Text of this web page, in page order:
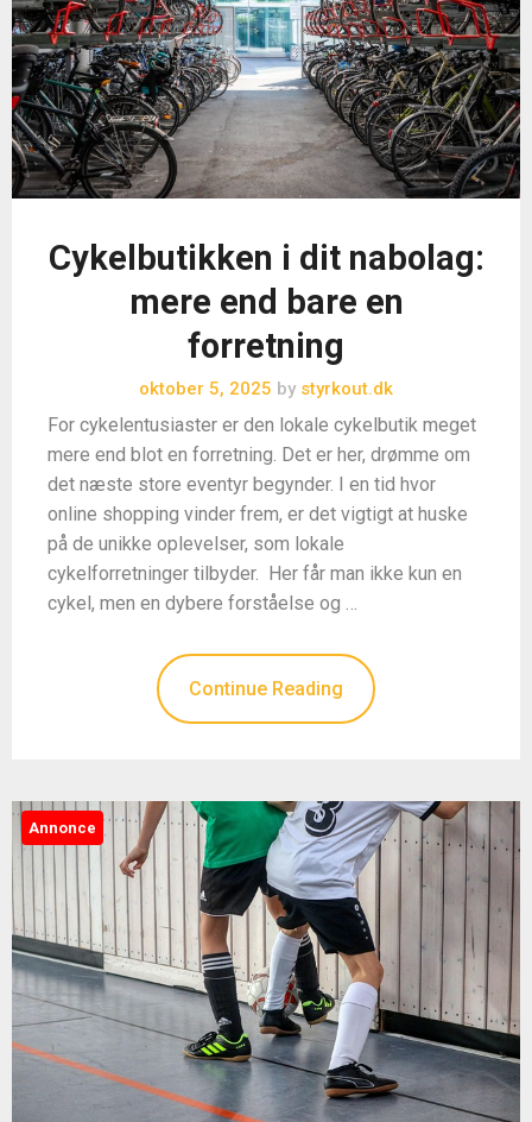
Cykelbutikken i dit nabolag:
mere end bare en
forretning
oktober 5, 2025 by styrkout.dk
For cykelentusiaster er den lokale cykelbutik meget
mere end blot en forretning. Det er her, drømme om
det næste store eventyr begynder. I en tid hvor
online shopping vinder frem, er det vigtigt at huske
på de unikke oplevelser, som lokale
cykelforretninger tilbyder. Her får man ikke kun en
cykel, men en dybere forståelse og …
Continue Reading
Annonce